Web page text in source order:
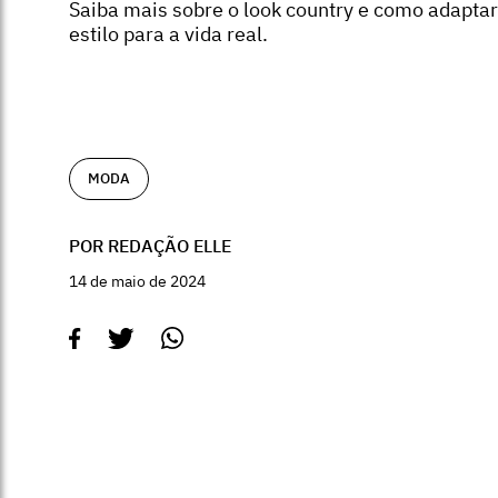
Saiba mais sobre o look country e como
estilo para a vida real.
MODA
POR REDAÇÃO ELLE
14 de maio de 2024